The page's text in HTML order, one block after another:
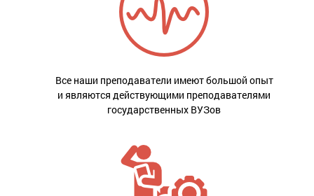
Все наши преподаватели имеют большой опыт
и являются действующими преподавателями
государственных ВУЗов